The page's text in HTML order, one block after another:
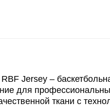
рублей.
Jersey –
для
ткани с